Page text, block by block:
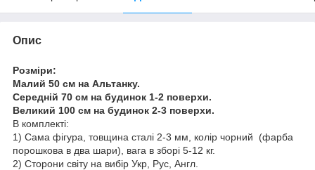
Опис
Розміри:
Малий 50 см на Альтанку.
Середній 70 см на будинок 1-2 поверхи.
Великий 100 см на будинок 2-3 поверхи.
В комплекті:
1) Сама фігура, товщина сталі 2-3 мм, колір чорний (фарба
порошкова в два шари), вага в зборі 5-12 кг.
2) Сторони світу на вибір Укр, Рус, Англ.